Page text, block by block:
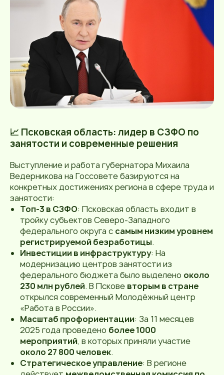
📈 Псковская область: лидер в СЗФО по
занятости и современные решения
Выступление и работа губернатора Михаила
Ведерникова на Госсовете базируются на
конкретных достижениях региона в сфере труда и
занятости:
Топ-3 в СЗФО: Псковская область входит в
тройку субъектов Северо-Западного
федерального округа с самым низким уровнем
регистрируемой безработицы.
Инвестиции в инфраструктуру: На
модернизацию центров занятости из
федерального бюджета было выделено около
230 млн рублей. В Пскове вторым в стране
открылся современный Молодёжный центр
«Работа в России».
Масштаб профориентации: За 11 месяцев
2025 года проведено более 1000
мероприятий, в которых приняли участие
около 27 800 человек.
Стратегическое управление: В регионе